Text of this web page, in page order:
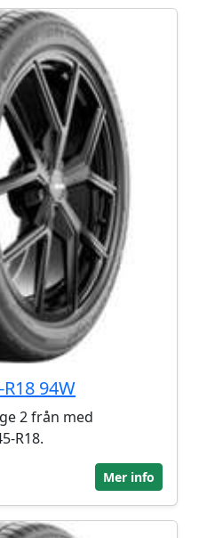
94W
2 från med
R18.
Mer info